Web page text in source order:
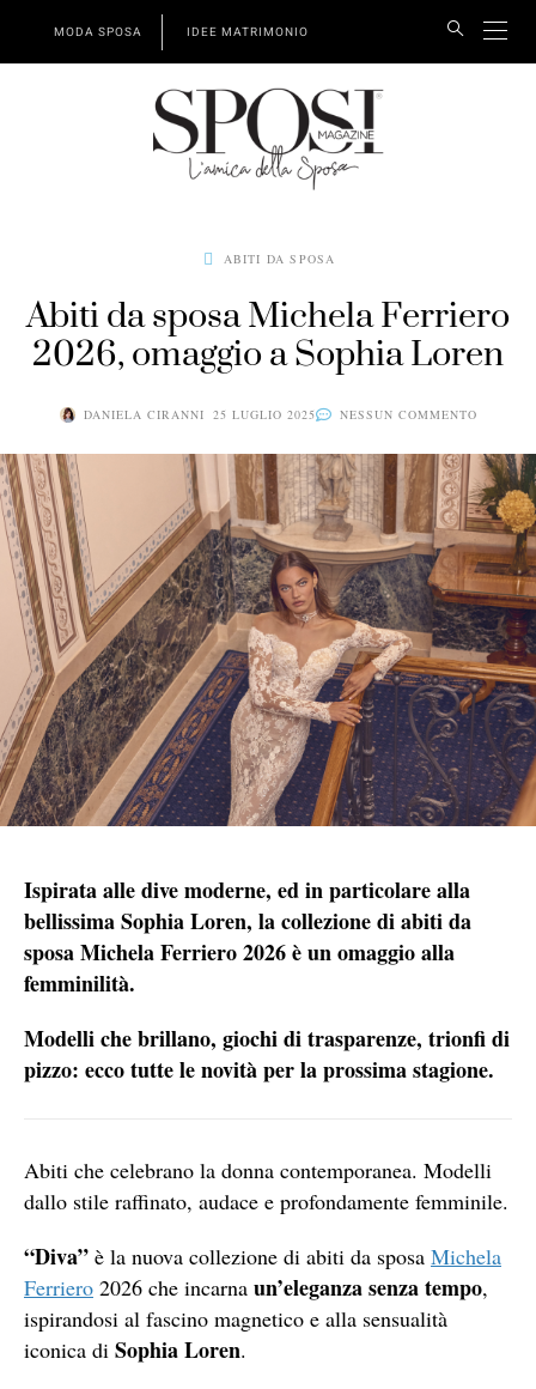
MODA SPOSA IDEE MATRIMONIO
ABITI DA SPOSA
Abiti da sposa Michela Ferriero
2026, omaggio a Sophia Loren
DANIELA CIRANNI 25 LUGLIO 2025 NESSUN COMMENTO
Ispirata alle dive moderne, ed in particolare alla
bellissima Sophia Loren, la collezione di abiti da
sposa Michela Ferriero 2026 è un omaggio alla
femminilità.
Modelli che brillano, giochi di trasparenze, trionfi di
pizzo: ecco tutte le novità per la prossima stagione.
Abiti che celebrano la donna contemporanea. Modelli
dallo stile raffinato, audace e profondamente femminile.
“Diva” è la nuova collezione di abiti da sposa Michela
Ferriero 2026 che incarna un’eleganza senza tempo,
ispirandosi al fascino magnetico e alla sensualità
iconica di Sophia Loren.